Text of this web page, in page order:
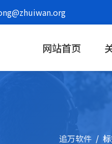
网站首页
追万软件